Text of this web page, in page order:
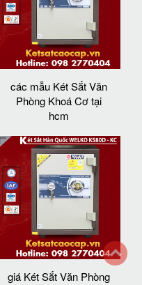
các mẫu Két Sắt Văn
Phòng Khoá Cơ tại
hcm
giá Két Sắt Văn Phòngback